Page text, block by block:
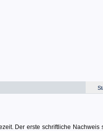
Der erste schriftliche Nachweis